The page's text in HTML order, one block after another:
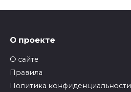
О проекте
О сайте
Правила
Политика конфиденциальности